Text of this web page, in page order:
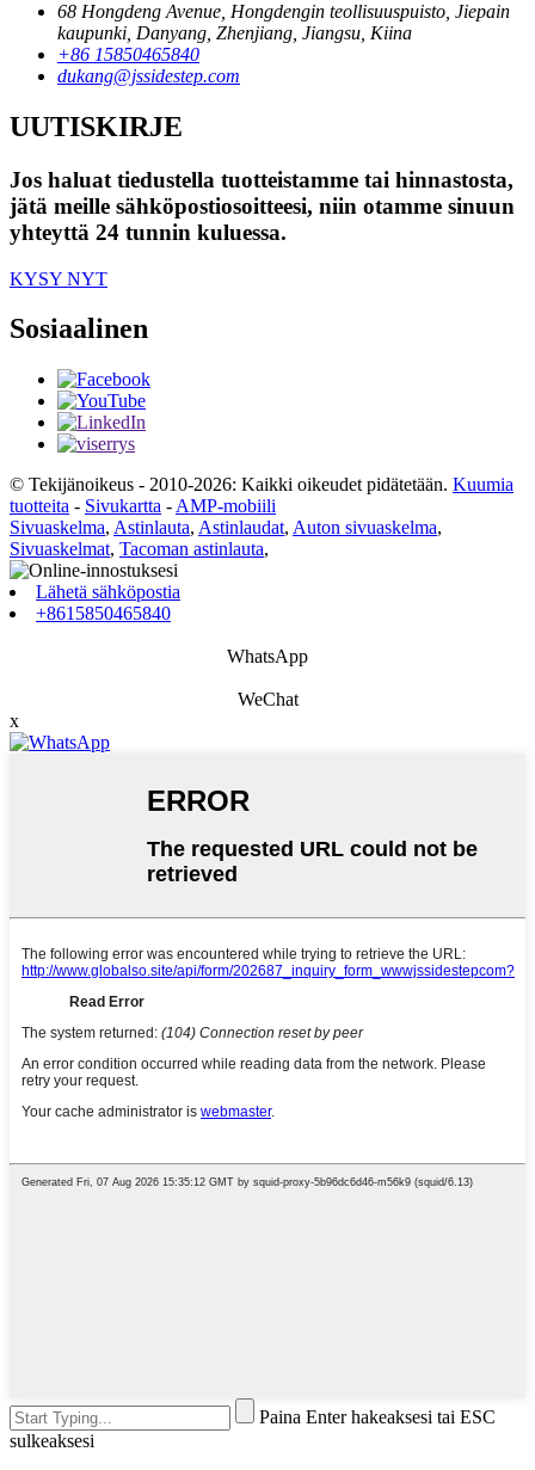
68 Hongdeng Avenue, Hongdengin teollisuuspuisto, Jiepain
kaupunki, Danyang, Zhenjiang, Jiangsu, Kiina
+86 15850465840
dukang@jssidestep.com
UUTISKIRJE
Jos haluat tiedustella tuotteistamme tai hinnastosta,
jätä meille sähköpostiosoitteesi, niin otamme sinuun
yhteyttä 24 tunnin kuluessa.
KYSY NYT
Sosiaalinen
© Tekijänoikeus - 2010-2026: Kaikki oikeudet pidätetään. Kuumia
tuotteita - Sivukartta - AMP-mobiili
Sivuaskelma, Astinlauta, Astinlaudat, Auton sivuaskelma,
Sivuaskelmat, Tacoman astinlauta,
Lähetä sähköpostia
+8615850465840
WhatsApp
WeChat
x
Paina Enter hakeaksesi tai ESC
sulkeaksesi